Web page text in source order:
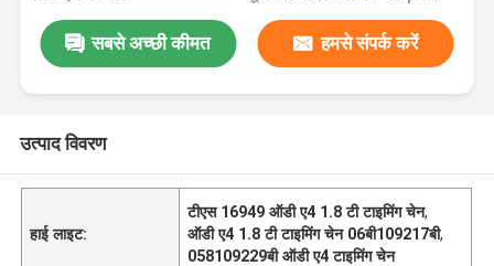
सबसे अच्छी कीमत हमसे संपर्क करें
उत्पाद विवरण
हाई लाइट:
टीएस 16949 ऑडी ए4 1.8 टी टाइमिंग चेन,
ऑडी ए4 1.8 टी टाइमिंग चेन 06बी109217बी,
058109229बी ऑडी ए4 टाइमिंग चेन